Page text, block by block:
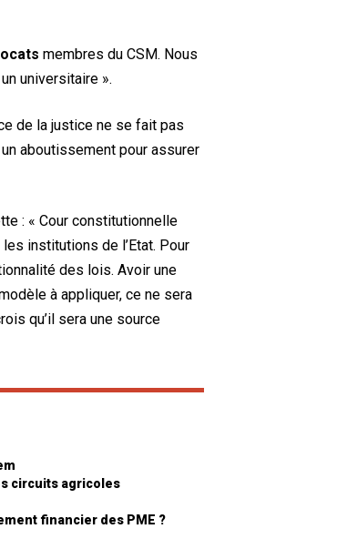
membres du CSM. Nous
universitaire ».
de la justice ne se fait pas
aboutissement pour assurer
: « Cour constitutionnelle
institutions de l’Etat. Pour
des lois. Avoir une
à appliquer, ce ne sera
qu’il sera une source
circuits agricoles
financier des PME ?